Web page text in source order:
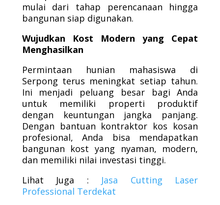
mulai dari tahap perencanaan hingga
bangunan siap digunakan.
Wujudkan Kost Modern yang Cepat
Menghasilkan
Permintaan hunian mahasiswa di
Serpong terus meningkat setiap tahun.
Ini menjadi peluang besar bagi Anda
untuk memiliki properti produktif
dengan keuntungan jangka panjang.
Dengan bantuan kontraktor kos kosan
profesional, Anda bisa mendapatkan
bangunan kost yang nyaman, modern,
dan memiliki nilai investasi tinggi.
Lihat Juga : Jasa Cutting Laser
Professional Terdekat